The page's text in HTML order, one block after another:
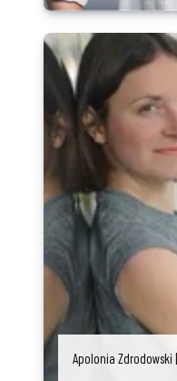
Apolonia Zdrodowski |